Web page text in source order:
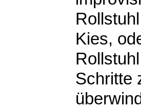
Kies,
Schritte